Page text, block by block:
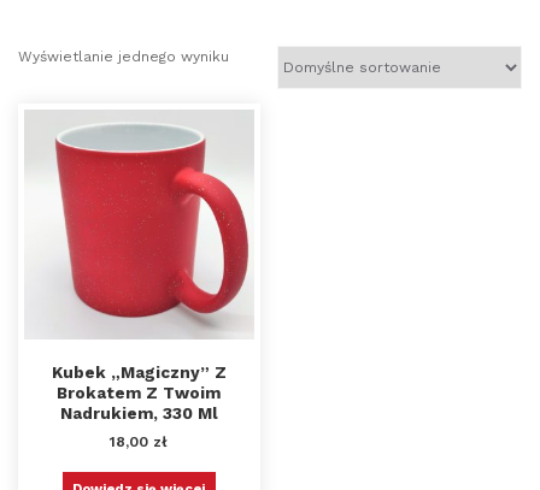
Wyświetlanie jednego wyniku
Kubek „magiczny” Z
Brokatem Z Twoim
Nadrukiem, 330 Ml
18,00 zł